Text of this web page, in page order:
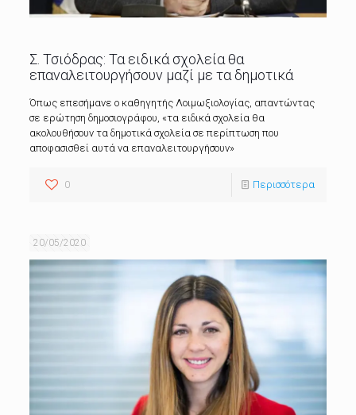
Σ. Τσιόδρας: Τα ειδικά σχολεία θα
επαναλειτουργήσουν μαζί με τα δημοτικά
Όπως επεσήμανε ο καθηγητής Λοιμωξιολογίας, απαντώντας
σε ερώτηση δημοσιογράφου, «τα ειδικά σχολεία θα
ακολουθήσουν τα δημοτικά σχολεία σε περίπτωση που
αποφασισθεί αυτά να επαναλειτουργήσουν»
0 Περισσότερα
20/05/2020